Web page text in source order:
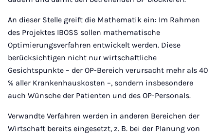
An dieser Stelle greift die Mathematik ein: Im Rahmen
des Projektes IBOSS sollen mathematische
Optimierungsverfahren entwickelt werden. Diese
berücksichtigen nicht nur wirtschaftliche
Gesichtspunkte – der OP-Bereich verursacht mehr als 40
% aller Krankenhauskosten –, sondern insbesondere
auch Wünsche der Patienten und des OP-Personals.
Verwandte Verfahren werden in anderen Bereichen der
Wirtschaft bereits eingesetzt, z. B. bei der Planung von